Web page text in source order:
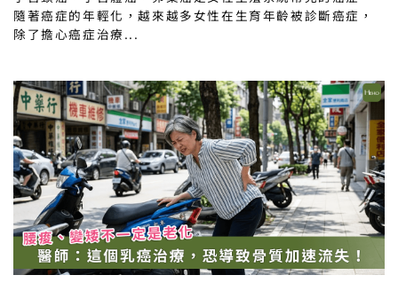
隨著癌症的年輕化，越來越多女性在生育年齡被診斷癌症，
除了擔心癌症治療...